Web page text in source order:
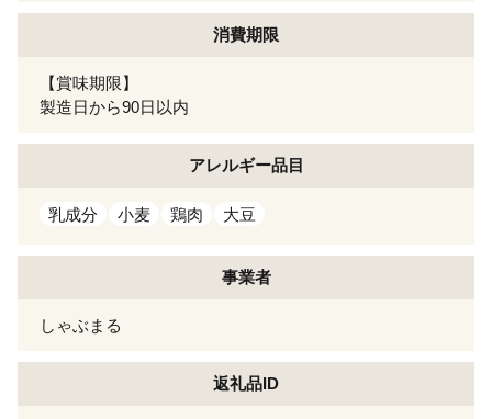
消費期限
【賞味期限】
製造日から90日以内
アレルギー品目
乳成分 小麦 鶏肉 大豆
事業者
しゃぶまる
返礼品ID